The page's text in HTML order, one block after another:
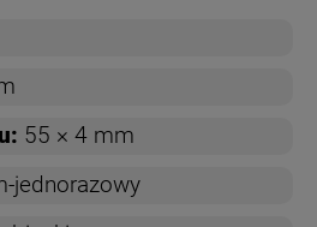
55 × 4 mm
jednorazowy